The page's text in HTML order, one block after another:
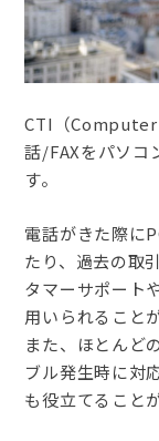
CTI（
話/FAXをパソコ
す。
電話がきた際に
たり、過去の取
タマーサポート
用いられること
また、ほとんど
ブル発生時に対
も役立てること